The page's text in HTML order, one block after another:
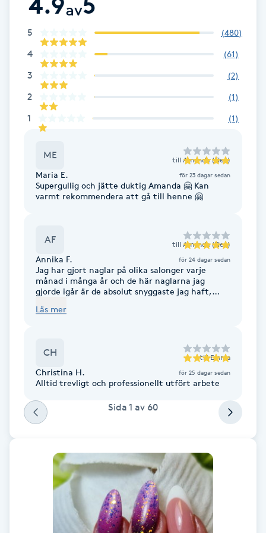
Fotsvamp
Fotvård
Fransar
Fransborttagning
Fransförlängning
Fransförlängning Volym
Fransk manikyr
Fransrengöring
Friskvård
Friskvårdsmassage
Funktionsanalys
av
5 (480)
4 (61)
3 (2)
2 (1)
1 (1)
ME till Amanda (Elev)
Maria E. för 23 dagar sedan
Supergullig och jätte duktig Amanda 🤗 Kan
varmt rekommendera att gå till henne 🤗
AF till Amanda (Elev)
Annika F. för 24 dagar sedan
Jag har gjort naglar på olika salonger varje
månad i många år och de här naglarna jag
gjorde igår är de absolut snyggaste jag haft,
Läs mer
CH till Emma
Christina H. för 25 dagar sedan
Alltid trevligt och professionellt utfört arbete
Sida 1 av 60